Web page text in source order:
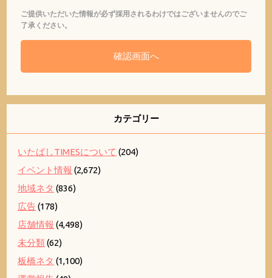
ご提供いただいた情報が必ず採用されるわけではございませんのでご
了承ください。
カテゴリー
いたばしTIMESについて (204)
イベント情報 (2,672)
地域ネタ (836)
広告(178)
店舗情報 (4,498)
未分類(62)
板橋ネタ (1,100)